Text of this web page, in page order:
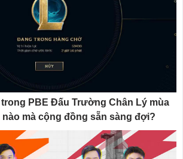
PBE Đấu Trường Chân Lý mùa
nào mà cộng đồng sẵn sàng đợi?